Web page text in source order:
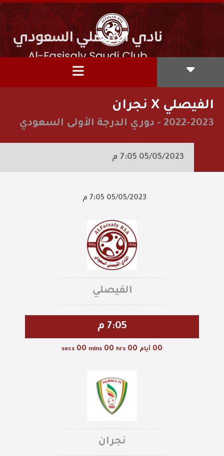
الفيصلي X نجران
2022-2023
- دوري الدرجة الأولى السعودي
05/05/2023
05/05/2023
الفيصلي
7:05 م
00 أيام 00
hrs
00
mins
00
secs
نجران